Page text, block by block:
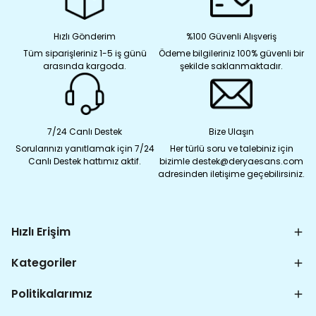
Hızlı Gönderim
Tüm siparişleriniz 1-5 iş günü
arasında kargoda.
%100 Güvenli Alışveriş
Ödeme bilgileriniz 100% güvenli bir
şekilde saklanmaktadır.
7/24 Canlı Destek
Sorularınızı yanıtlamak için 7/24
Canlı Destek hattımız aktif.
Bize Ulaşın
Her türlü soru ve talebiniz için
bizimle destek@deryaesans.com
adresinden iletişime geçebilirsiniz.
Hızlı Erişim
Kategoriler
Politikalarımız